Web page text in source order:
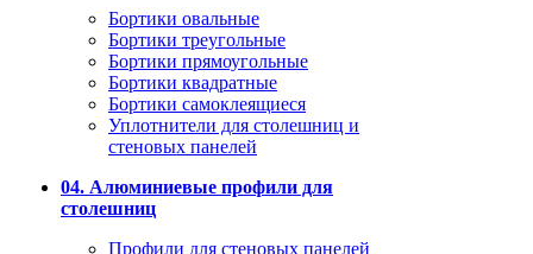
Бортики овальные
Бортики треугольные
Бортики прямоугольные
Бортики квадратные
Бортики самоклеящиеся
Уплотнители для столешниц и
стеновых панелей
04. Алюминиевые профили для
столешниц
Профили для стеновых панелей